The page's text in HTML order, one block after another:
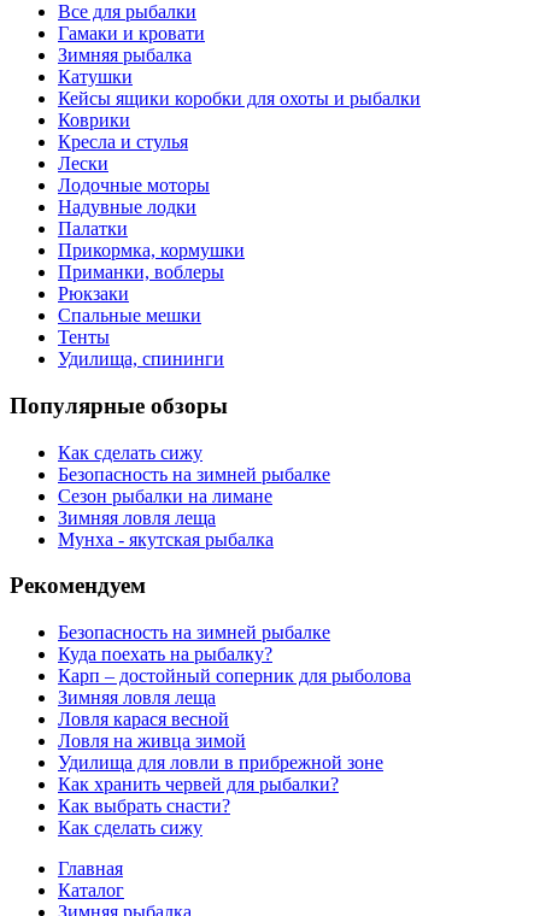
Все для рыбалки
Гамаки и кровати
Зимняя рыбалка
Катушки
Кейсы ящики коробки для охоты и рыбалки
Коврики
Кресла и стулья
Лески
Лодочные моторы
Надувные лодки
Палатки
Прикормка, кормушки
Приманки, воблеры
Рюкзаки
Спальные мешки
Тенты
Удилища, спининги
Популярные обзоры
Как сделать сижу
Безопасность на зимней рыбалке
Сезон рыбалки на лимане
Зимняя ловля леща
Мунха - якутская рыбалка
Рекомендуем
Безопасность на зимней рыбалке
Куда поехать на рыбалку?
Карп – достойный соперник для рыболова
Зимняя ловля леща
Ловля карася весной
Ловля на живца зимой
Удилища для ловли в прибрежной зоне
Как хранить червей для рыбалки?
Как выбрать снасти?
Как сделать сижу
Главная
Каталог